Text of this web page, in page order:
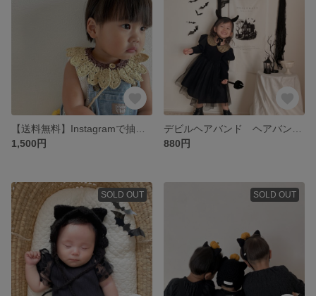
1,500円
880円
SOLD OUT SOLD OUT